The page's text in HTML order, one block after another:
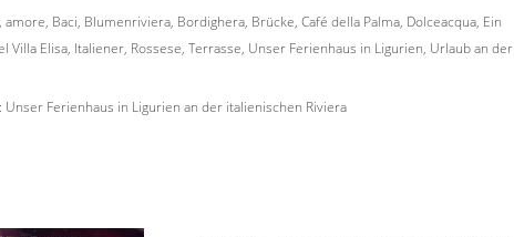
, amore, Baci, Blumenriviera, Bordighera, Brücke, Café della Palma, Dolceacqua, Ein
Villa Elisa, Italiener, Rossese, Terrasse, Unser Ferienhaus in Ligurien, Urlaub an der
Ferienhaus in Ligurien an der italienischen Riviera